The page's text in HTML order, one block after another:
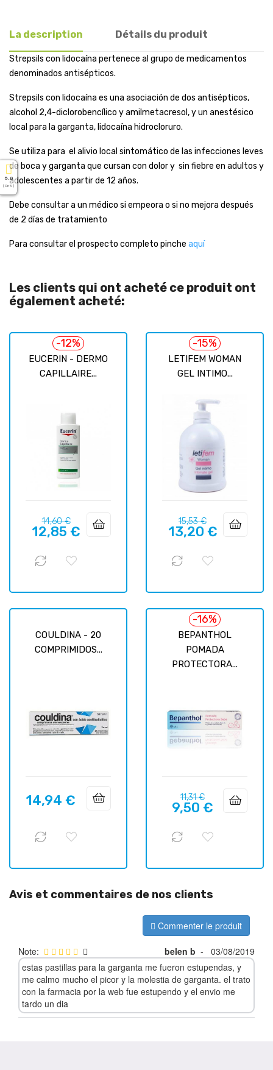
La description Détails du produit
Strepsils con lidocaína pertenece al grupo de medicamentos
denominados antisépticos.
Strepsils con lidocaína es una asociación de dos antisépticos,
alcohol 2,4-diclorobencílico y amilmetacresol, y un anestésico
local para la garganta, lidocaína hidrocloruro.
Se utiliza para el alivio local sintomático de las infecciones leves
de boca y garganta que cursan con dolor y sin fiebre en adultos y
adolescentes a partir de 12 años.
Debe consultar a un médico si empeora o si no mejora después
de 2 días de tratamiento
Para consultar el prospecto completo pinche aquí
Les clients qui ont acheté ce produit ont
également acheté:
EUCERIN - DERMO
CAPILLAIRE...
-12%
Prix
habituel
14,60 €Prix
12,85 €
LETIFEM WOMAN
GEL INTIMO...
-15%
Prix
habituel
15,53 €Prix
13,20 €
COULDINA - 20
COMPRIMIDOS...
Prix
14,94 €
BEPANTHOL
POMADA
PROTECTORA...
-16%
Prix
habituel
11,31 €Prix
9,50 €
Avis et commentaires de nos clients
Commenter le produit
Note: belen b -
03/08/2019
estas pastillas para la garganta me fueron estupendas, y
me calmo mucho el picor y la molestia de garganta. el trato
con la farmacia por la web fue estupendo y el envio me
tardo un dia
5.0
( On 5 )